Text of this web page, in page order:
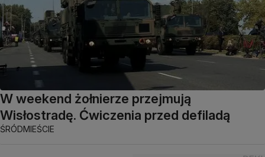
W weekend żołnierze przejmują
Wisłostradę. Ćwiczenia przed defiladą
ŚRÓDMIEŚCIE